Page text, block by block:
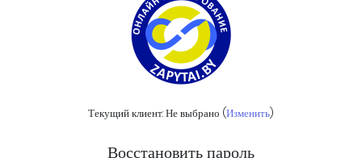
Текущий клиент:Не выбрано (Изменить)
Восстановить пароль